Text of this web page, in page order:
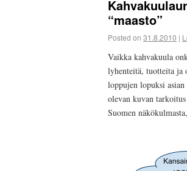
“maasto”
Posted on 31.8.2010 |
Vaikka kahvakuula
lyhenteitä, tuotteita ja
loppujen lopuksi
olevan kuvan
Suomen